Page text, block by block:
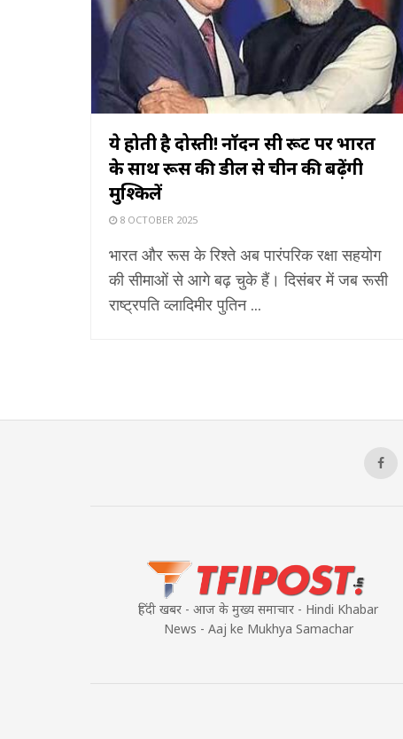
ये होती है दोस्ती! नॉर्दर्न सी रूट पर भारत
के साथ रूस की डील से चीन की बढ़ेंगी
मुश्किलें
8 OCTOBER 2025
भारत और रूस के रिश्ते अब पारंपरिक रक्षा सहयोग
की सीमाओं से आगे बढ़ चुके हैं। दिसंबर में जब रूसी
राष्ट्रपति व्लादिमीर पुतिन ...
हिंदी खबर - आज के मुख्य समाचार - Hindi Khabar
News - Aaj ke Mukhya Samachar